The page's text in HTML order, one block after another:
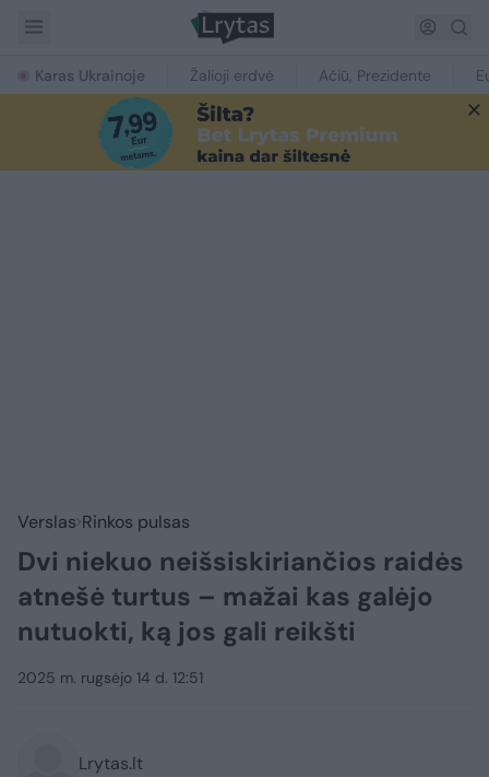
Karas Ukrainoje Žalioji erdvė Ačiū, Prezidente
Verslas Rinkos pulsas
Dvi niekuo neišsiskiriančios raidės
atnešė turtus – mažai kas galėjo
nutuokti, ką jos gali reikšti
2025 m. rugsėjo 14 d. 12:51
Lrytas.lt